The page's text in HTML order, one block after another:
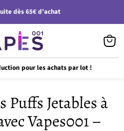
dès 65€ d'achat
pour les achats par lot !
le
Jetables à
Vapes001 –